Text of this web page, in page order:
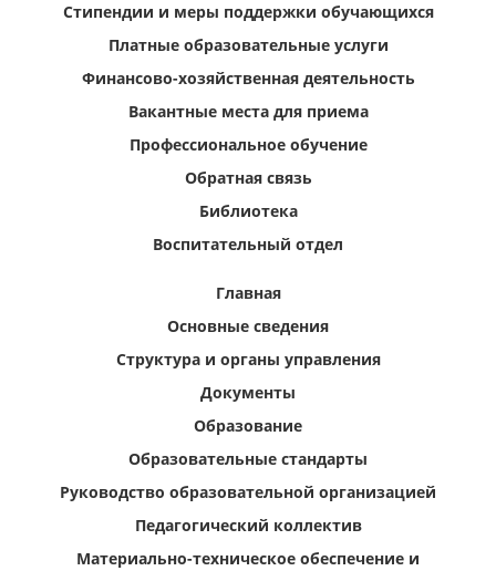
Стипендии и меры поддержки обучающихся
Платные образовательные услуги
Финансово-хозяйственная деятельность
Вакантные места для приема
Профессиональное обучение
Обратная связь
Библиотека
Воспитательный отдел
Главная
Основные сведения
Структура и органы управления
Документы
Образование
Образовательные стандарты
Руководство образовательной организацией
Педагогический коллектив
Материально-техническое обеспечение и